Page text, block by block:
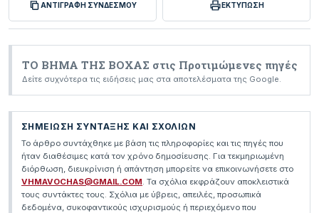
ΑΝΤΙΓΡΑΦΗ ΣΥΝΔΕΣΜΟΥ ΕΚΤΥΠΩΣΗ
ΤΟ ΒΗΜΑ ΤΗΣ ΒΟΧΑΣ στις Προτιμώμενες πηγές
Δείτε συχνότερα τις ειδήσεις μας στα αποτελέσματα της Google.
ΣΗΜΕΙΩΣΗ ΣΥΝΤΑΞΗΣ ΚΑΙ ΣΧΟΛΙΩΝ
Το άρθρο συντάχθηκε με βάση τις πληροφορίες και τις πηγές που
ήταν διαθέσιμες κατά τον χρόνο δημοσίευσης. Για τεκμηριωμένη
διόρθωση, διευκρίνιση ή απάντηση μπορείτε να επικοινωνήσετε στο
VHMAVOCHAS@GMAIL.COM. Τα σχόλια εκφράζουν αποκλειστικά
τους συντάκτες τους. Σχόλια με ύβρεις, απειλές, προσωπικά
δεδομένα, συκοφαντικούς ισχυρισμούς ή περιεχόμενο που